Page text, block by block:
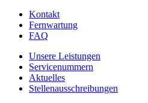
Kontakt
Fernwartung
FAQ
Unsere Leistungen
Servicenummern
Aktuelles
Stellenausschreibungen